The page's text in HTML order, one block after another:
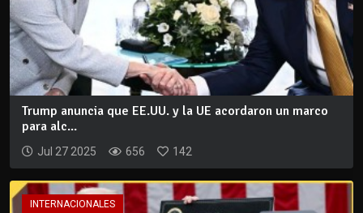
Trump anuncia que EE.UU. y la UE acordaron un marco
para alc...
Jul 27 2025 656 142
INTERNACIONALES